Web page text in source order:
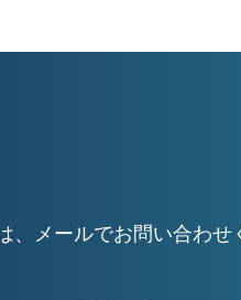
、メールでお問い合わせ